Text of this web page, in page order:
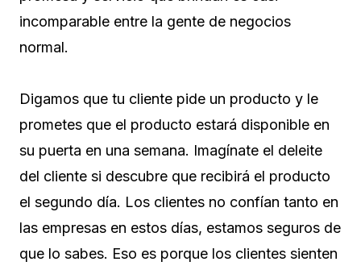
incomparable entre la gente de negocios
normal.
Digamos que tu cliente pide un producto y le
prometes que el producto estará disponible en
su puerta en una semana. Imagínate el deleite
del cliente si descubre que recibirá el producto
el segundo día. Los clientes no confían tanto en
las empresas en estos días, estamos seguros de
que lo sabes. Eso es porque los clientes sienten